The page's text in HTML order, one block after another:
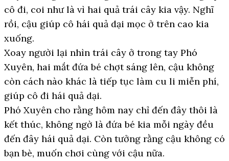
cô đi, coi như là vì hai quả trái cây kia vậy. Nghĩ
rồi, cậu giúp cô hái quả dại mọc ở trên cao kia
xuống.
Xoay người lại nhìn trái cây ở trong tay Phó
Xuyên, hai mắt đứa bé chợt sáng lên, cậu không
còn cách nào khác là tiếp tục làm cu li miễn phí,
giúp cô đi hái quả dại.
Phó Xuyên cho rằng hôm nay chỉ đến đây thôi là
kết thúc, không ngờ là đứa bé kia mỗi ngày đều
đến đây hái quả dại. Còn tưởng rằng cậu không có
bạn bè, muốn chơi cùng với cậu nữa.